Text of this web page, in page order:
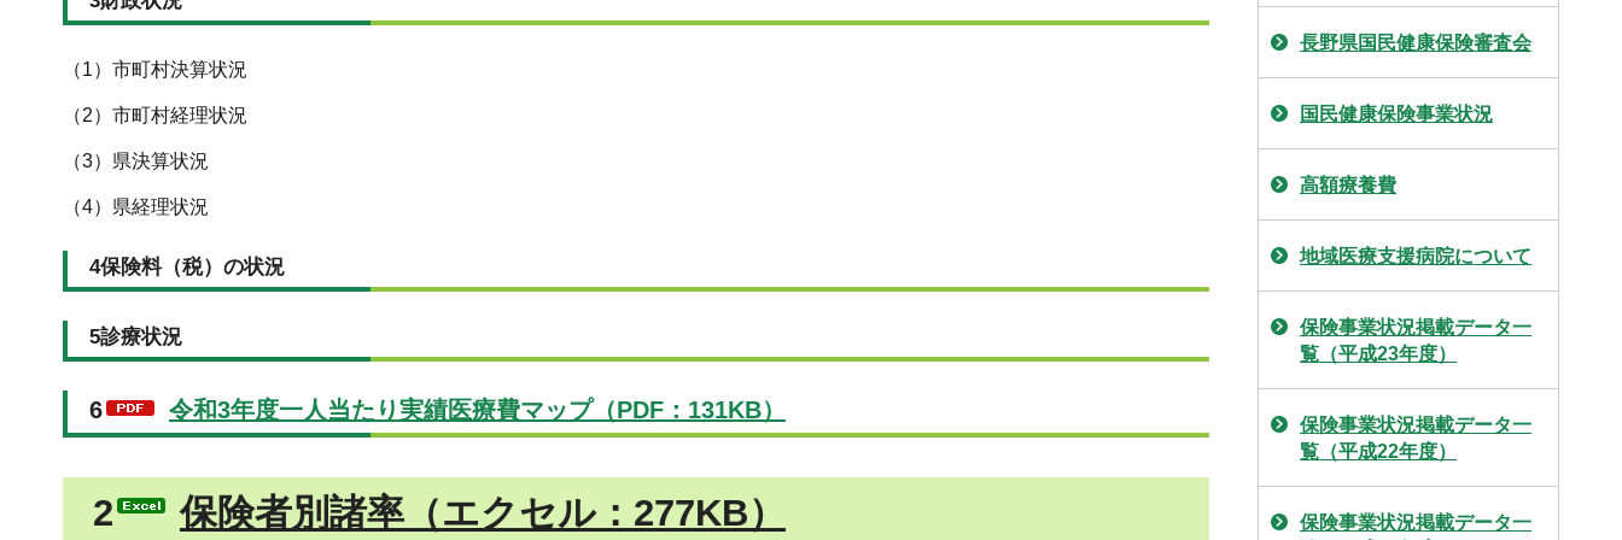
（1）市町村決算状況
（2）市町村経理状況
（3）県決算状況
（4）県経理状況
4保険料（税）の状況
5診療状況
6 令和3年度一人当たり実績医療費マップ（PDF：131KB）
2 保険者別諸率（エクセル：277KB）
長野県国民健康保険審査会
国民健康保険事業状況
高額療養費
地域医療支援病院について
保険事業状況掲載データ一
覧（平成23年度）
保険事業状況掲載データ一
覧（平成22年度）
保険事業状況掲載データ一